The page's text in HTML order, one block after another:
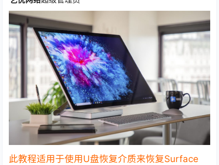
此教程适用于使用U盘恢复介质来恢复Surface